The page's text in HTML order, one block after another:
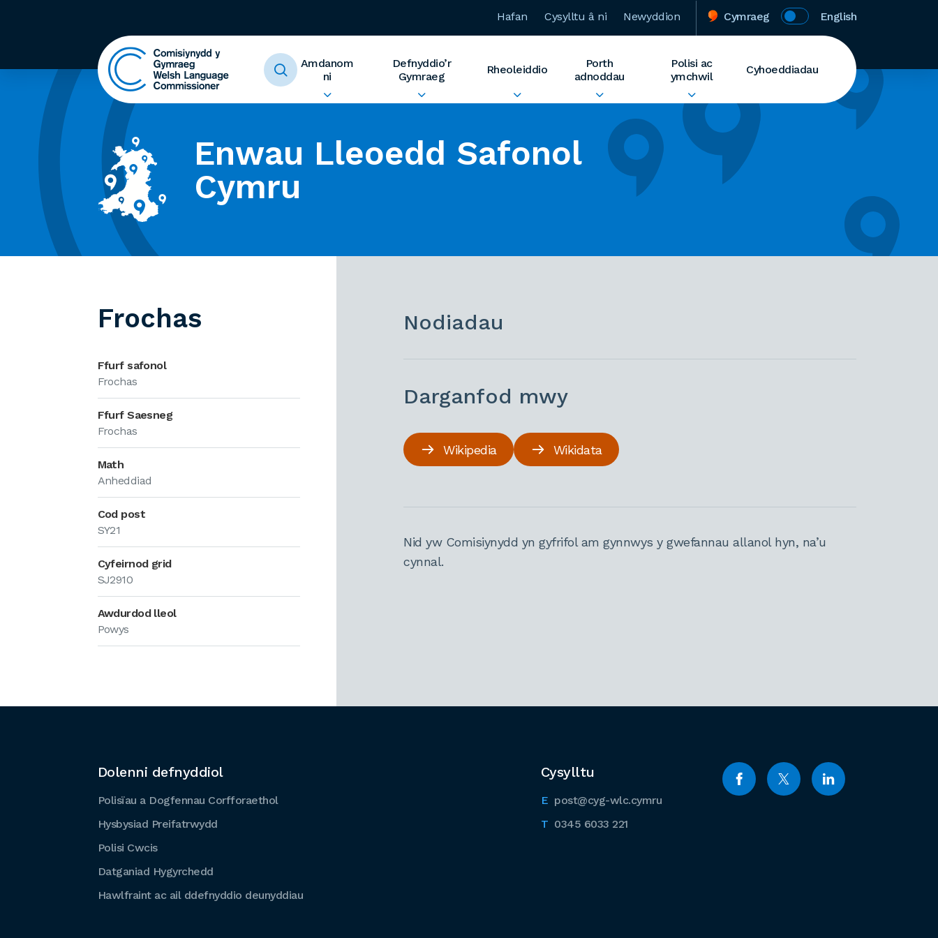
Hafan Cysylltu â ni Newyddion Cymraeg English
Amdanom
ni
Defnyddio’r
Gymraeg
Rheoleiddio
Porth
adnoddau
Polisi ac
ymchwil
Cyhoeddiadau
Enwau Lleoedd Safonol
Cymru
Frochas
Ffurf safonol
Frochas
Ffurf Saesneg
Frochas
Math
Anheddiad
Cod post
SY21
Cyfeirnod grid
SJ2910
Awdurdod lleol
Powys
Nodiadau
Darganfod mwy
Wikipedia Wikidata
Nid yw Comisiynydd yn gyfrifol am gynnwys y gwefannau allanol hyn, na’u
cynnal.
Cysylltu
post@cyg-wlc.cymru
0345 6033 221
Dolenni defnyddiol
Polisïau a Dogfennau Corfforaethol
Hysbysiad Preifatrwydd
Polisi Cwcis
Datganiad Hygyrchedd
Hawlfraint ac ail ddefnyddio deunyddiau